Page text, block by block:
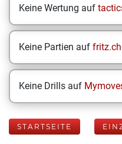
Keine Wertung auf
Keine Partien auf
Keine Drills auf
STARTSEITE